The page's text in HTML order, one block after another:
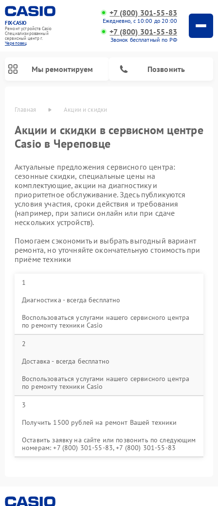
FIX-CASIO
Ремонт устройств Casio
Специализированный
cервисный центр г.
Череповец
+7 (800) 301-55-83
Ежедневно, с 10:00 до 20:00
+7 (800) 301-55-83
Звонок бесплатный по РФ
Мы ремонтируем Позвонить
Главная Акции и скидки
Акции и скидки в сервисном центре
Casio в Череповце
Актуальные предложения сервисного центра:
сезонные скидки, специальные цены на
комплектующие, акции на диагностику и
приоритетное обслуживание. Здесь публикуются
условия участия, сроки действия и требования
(например, при записи онлайн или при сдаче
нескольких устройств).
Помогаем сэкономить и выбрать выгодный вариант
ремонта, но уточняйте окончательную стоимость при
приёме техники
1
Диагностика - всегда бесплатно
Воспользоваться услугами нашего сервисного центра
по ремонту техники Casio
2
Доставка - всегда бесплатно
Воспользоваться услугами нашего сервисного центра
по ремонту техники Casio
3
Получить 1500 рублей на ремонт Вашей техники
Оставить заявку на сайте или позвонить по следующим
номерам: +7 (800) 301-55-83, +7 (800) 301-55-83